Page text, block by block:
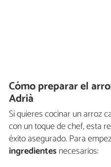
Cómo preparar el
Adrià
Si quieres cocinar un arroz
con un toque de chef, esta
éxito asegurado. Para
ingredientes necesarios: